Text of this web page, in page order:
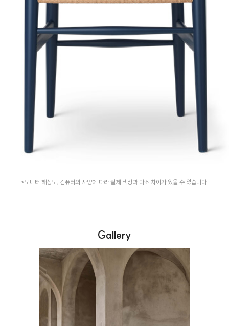
*모니터 해상도, 컴퓨터의 사양에 따라 실제 색상과 다소 차이가 있을 수 있습니다.
Gallery